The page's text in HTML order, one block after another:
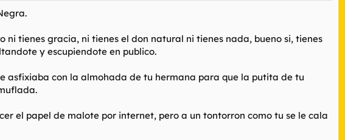
tienes gracia, ni tienes el don natural ni tienes nada, bueno si, tienes
y escupiendote en publico.
asfixiaba con la almohada de tu hermana para que la putita de tu
el papel de malote por internet, pero a un tontorron como tu se le cala